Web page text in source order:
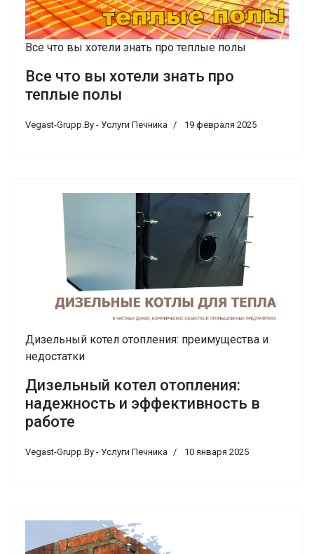
Все что вы хотели знать про теплые полы
Все что вы хотели знать про
теплые полы
Vegast-Grupp.By - Услуги Печника 19 февраля 2025
Дизельный котел отопления: преимущества и
недостатки
Дизельный котел отопления:
надежность и эффективность в
работе
Vegast-Grupp.By - Услуги Печника 10 января 2025